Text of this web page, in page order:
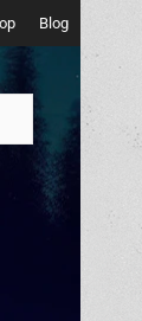
Blog